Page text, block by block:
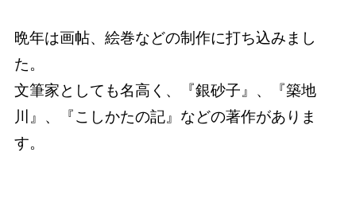
晩年は画帖、絵巻などの制作に打ち込みまし
た。
文筆家としても名高く、『銀砂子』、『築地
川』、『こしかたの記』などの著作がありま
す。